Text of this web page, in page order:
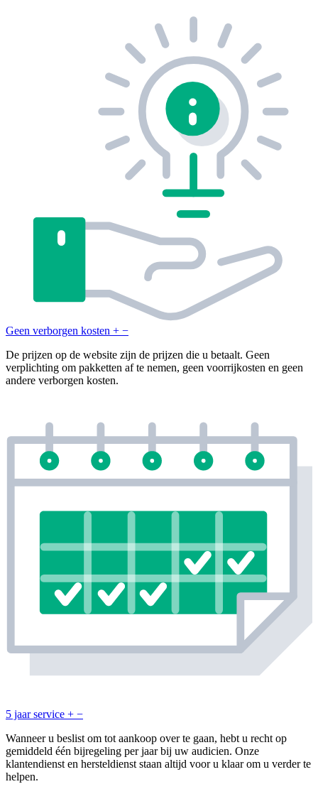
Geen verborgen kosten + −
De prijzen op de website zijn de prijzen die u betaalt. Geen
verplichting om pakketten af te nemen, geen voorrijkosten en geen
andere verborgen kosten.
5 jaar service + −
Wanneer u beslist om tot aankoop over te gaan, hebt u recht op
gemiddeld één bijregeling per jaar bij uw audicien. Onze
klantendienst en hersteldienst staan altijd voor u klaar om u verder te
helpen.